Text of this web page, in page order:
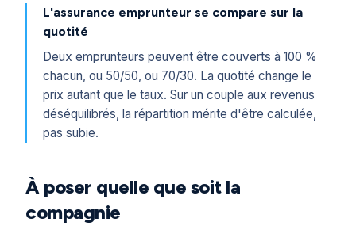
L'assurance emprunteur se compare sur la
quotité
Deux emprunteurs peuvent être couverts à 100 %
chacun, ou 50/50, ou 70/30. La quotité change le
prix autant que le taux. Sur un couple aux revenus
déséquilibrés, la répartition mérite d'être calculée,
pas subie.
À poser quelle que soit la
compagnie